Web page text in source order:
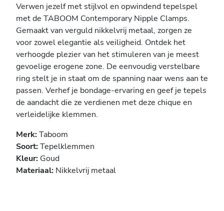
Verwen jezelf met stijlvol en opwindend tepelspel
met de TABOOM Contemporary Nipple Clamps.
Gemaakt van verguld nikkelvrij metaal, zorgen ze
voor zowel elegantie als veiligheid. Ontdek het
verhoogde plezier van het stimuleren van je meest
gevoelige erogene zone. De eenvoudig verstelbare
ring stelt je in staat om de spanning naar wens aan te
passen. Verhef je bondage-ervaring en geef je tepels
de aandacht die ze verdienen met deze chique en
verleidelijke klemmen.
Merk:Taboom
Soort:Tepelklemmen
Kleur: Goud
Materiaal: Nikkelvrij metaal